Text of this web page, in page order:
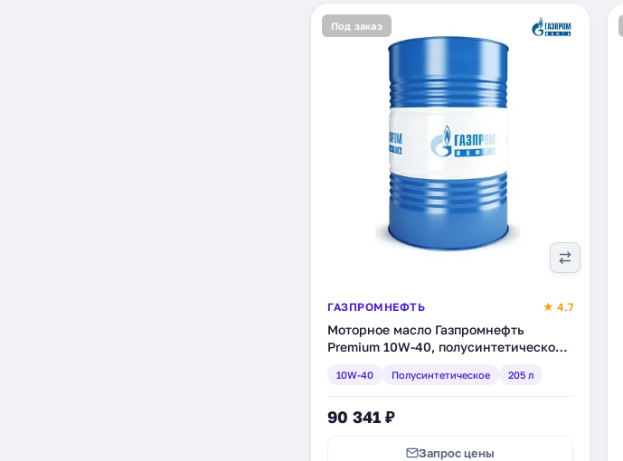
Под заказ
ГАЗПРОМНЕФТЬ ★ 4.7
Моторное масло Газпромнефть
Premium 10W-40, полусинтетическое,
10W-40 Полусинтетическое 205 л
90 341 ₽
Запрос цены